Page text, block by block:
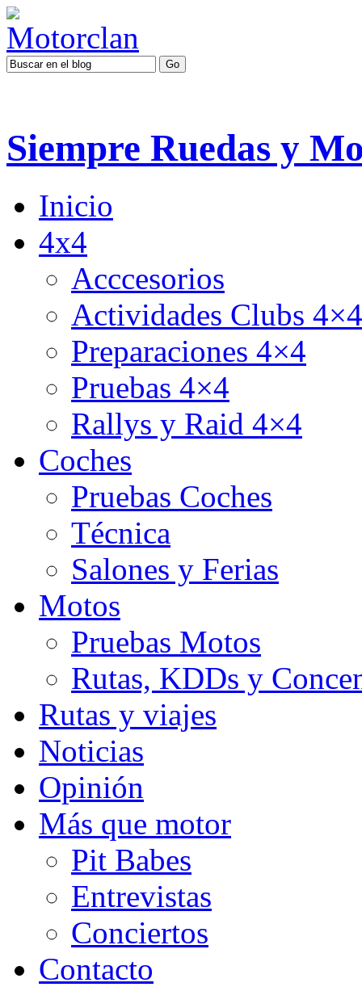
Siempre Ruedas y
Inicio
4x4
Acccesorios
Actividades Clubs 4×4
Preparaciones 4×4
Pruebas 4×4
Rallys y Raid 4×4
Coches
Pruebas Coches
Técnica
Salones y Ferias
Motos
Pruebas Motos
Rutas, KDDs y
Rutas y viajes
Noticias
Opinión
Más que motor
Pit Babes
Entrevistas
Conciertos
Contacto